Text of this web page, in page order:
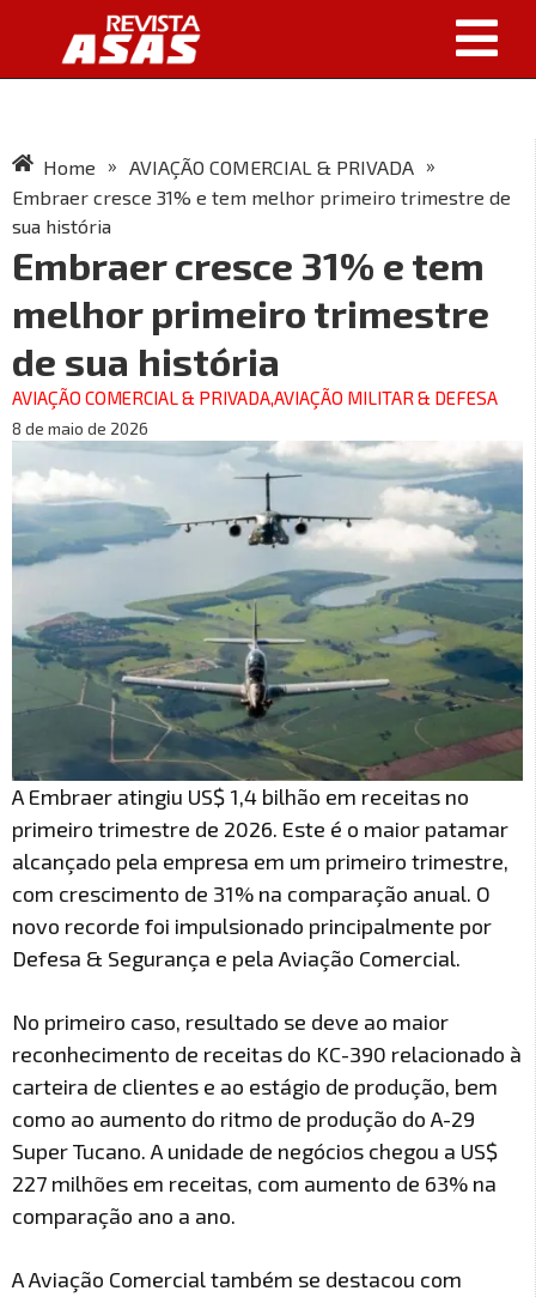
Home » AVIAÇÃO COMERCIAL & PRIVADA »
Embraer cresce 31% e tem melhor primeiro trimestre de
sua história
Embraer cresce 31% e tem
melhor primeiro trimestre
de sua história
AVIAÇÃO COMERCIAL & PRIVADA,AVIAÇÃO MILITAR & DEFESA
8 de maio de 2026
A Embraer atingiu US$ 1,4 bilhão em receitas no
primeiro trimestre de 2026. Este é o maior patamar
alcançado pela empresa em um primeiro trimestre,
com crescimento de 31% na comparação anual. O
novo recorde foi impulsionado principalmente por
Defesa & Segurança e pela Aviação Comercial.
No primeiro caso, resultado se deve ao maior
reconhecimento de receitas do KC-390 relacionado à
carteira de clientes e ao estágio de produção, bem
como ao aumento do ritmo de produção do A-29
Super Tucano. A unidade de negócios chegou a US$
227 milhões em receitas, com aumento de 63% na
comparação ano a ano.
A Aviação Comercial também se destacou com